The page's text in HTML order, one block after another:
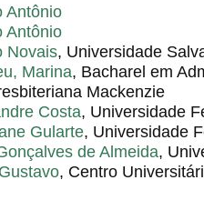
Antônio
Antônio
Novais, Universidade
Marina, Bacharel em
Mackenzie
Costa, Universidade
Gularte, Universidade
de Almeida,
, Centro